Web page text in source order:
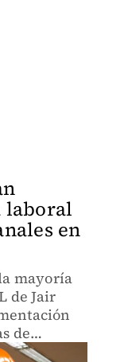
laboral
en
mayoría
de Jair
de